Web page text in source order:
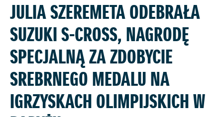
JULIA SZEREMETA ODEBRAŁA
SUZUKI S-CROSS, NAGRODĘ
SPECJALNĄ ZA ZDOBYCIE
SREBRNEGO MEDALU NA
IGRZYSKACH OLIMPIJSKICH W